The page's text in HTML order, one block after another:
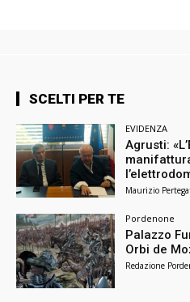
SCELTI PER TE
EVIDENZA
Agrusti:
Maurizio
Pordenone
Palazzo
Orbi de
Redazione